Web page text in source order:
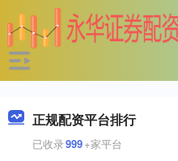
正规配资平台排行
已收录999+家平台